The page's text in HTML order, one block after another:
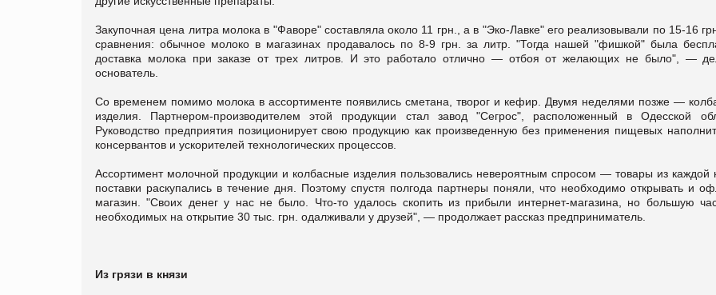
Закупочная цена литра молока в "Фаворе" составляла около 11 грн., а в "Эко-Лавке" его реализовывали по 15-16
сравнения: обычное молоко в магазинах продавалось по 8-9 грн. за литр. "Тогда нашей "фишкой" была
доставка молока при заказе от трех литров. И это работало отлично — отбоя от желающих не было", —
основатель.
Со временем помимо молока в ассортименте появились сметана, творог и кефир. Двумя неделями позже —
изделия. Партнером-производителем этой продукции стал завод "Сегрос", расположенный в Одесской
Руководство предприятия позиционирует свою продукцию как произведенную без применения пищевых
консервантов и ускорителей технологических процессов.
Ассортимент молочной продукции и колбасные изделия пользовались невероятным спросом — товары из каждой
поставки раскупались в течение дня. Поэтому спустя полгода партнеры поняли, что необходимо открывать и
магазин. "Своих денег у нас не было. Что-то удалось скопить из прибыли интернет-магазина, но большую
необходимых на открытие 30 тыс. грн. одалживали у друзей", — продолжает рассказ предприниматель.
Из грязи в князи